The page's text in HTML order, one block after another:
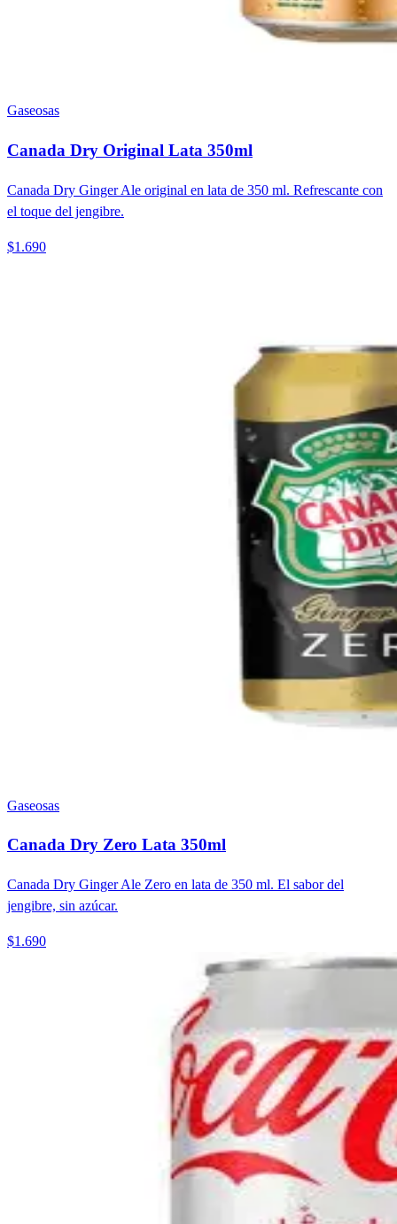
Gaseosas
Canada Dry Original Lata 350ml
Canada Dry Ginger Ale original en lata de 350 ml. Refrescante con
el toque del jengibre.
$1.690
Gaseosas
Canada Dry Zero Lata 350ml
Canada Dry Ginger Ale Zero en lata de 350 ml. El sabor del
jengibre, sin azúcar.
$1.690